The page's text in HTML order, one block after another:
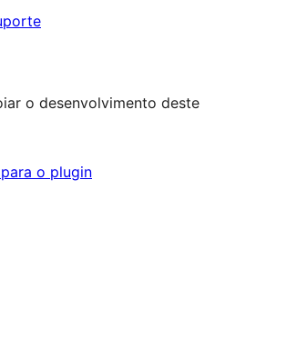
o desenvolvimento deste
o plugin